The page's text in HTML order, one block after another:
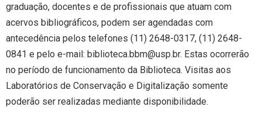
graduação, docentes e de profissionais que atuam com
acervos bibliográficos, podem ser agendadas com
antecedência pelos telefones (11) 2648-0317, (11) 2648-
0841 e pelo e-mail: biblioteca.bbm@usp.br. Estas ocorrerão
no período de funcionamento da Biblioteca. Visitas aos
Laboratórios de Conservação e Digitalização somente
poderão ser realizadas mediante disponibilidade.